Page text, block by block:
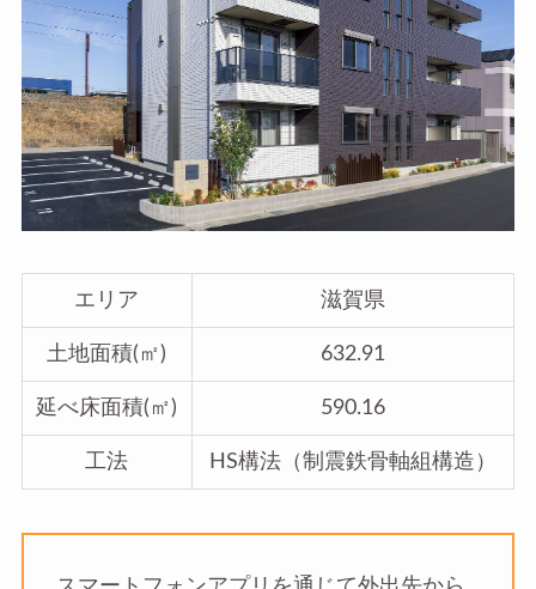
エリア 滋賀県
土地面積(㎡) 632.91
延べ床面積(㎡) 590.16
工法 HS構法（制震鉄骨軸組構造）